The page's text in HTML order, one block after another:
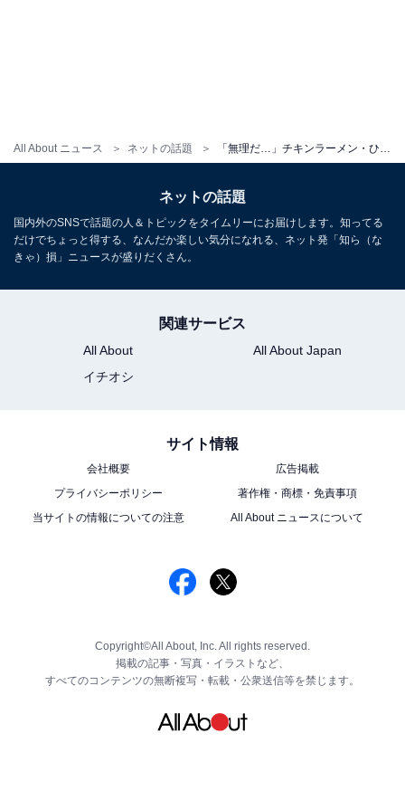
All About ニュース ネットの話題
ネットの話題
国内外のSNSで話題の人＆トピックをタイムリーにお届けします。知ってる
だけでちょっと得する、なんだか楽しい気分になれる、ネット発「知ら（な
きゃ）損」ニュースが盛りだくさん。
関連サービス
All About
All About Japan
イチオシ
サイト情報
会社概要
広告掲載
プライバシーポリシー
著作権・商標・免責事項
当サイトの情報についての注意
All About ニュースについて
Copyright©All About, Inc. All rights reserved.
掲載の記事・写真・イラストなど、
すべてのコンテンツの無断複写・転載・公衆送信等を禁じます。